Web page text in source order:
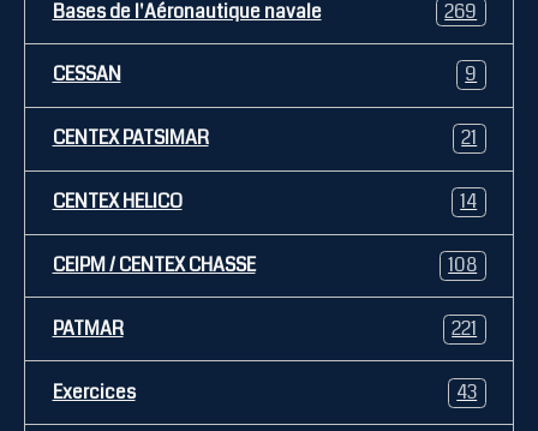
Bases de l'Aéronautique navale 269
CESSAN 9
CENTEX PATSIMAR 21
CENTEX HELICO 14
CEIPM / CENTEX CHASSE 108
PATMAR 221
Exercices 43